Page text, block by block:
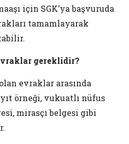
için SGK’ya başvuruda
tamamlayarak
gereklidir?
evraklar arasında
örneği, vukuatlı nüfus
mirasçı belgesi gibi